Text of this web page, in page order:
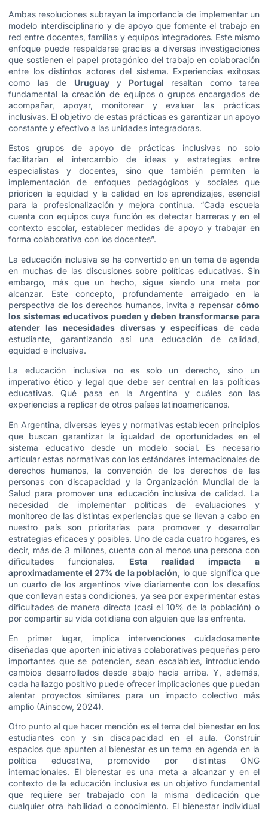
Ambas resoluciones subrayan la importancia de implementar un
modelo interdisciplinario y de apoyo que fomente el trabajo en
red entre docentes, familias y equipos integradores. Este mismo
enfoque puede respaldarse gracias a diversas investigaciones
que sostienen el papel protagónico del trabajo en colaboración
entre los distintos actores del sistema. Experiencias exitosas
como las de Uruguay y Portugal resaltan como tarea
fundamental la creación de equipos o grupos encargados de
acompañar, apoyar, monitorear y evaluar las prácticas
inclusivas. El objetivo de estas prácticas es garantizar un apoyo
constante y efectivo a las unidades integradoras.
Estos grupos de apoyo de prácticas inclusivas no solo
facilitarían el intercambio de ideas y estrategias entre
especialistas y docentes, sino que también permiten la
implementación de enfoques pedagógicos y sociales que
prioricen la equidad y la calidad en los aprendizajes, esencial
para la profesionalización y mejora continua. “Cada escuela
cuenta con equipos cuya función es detectar barreras y en el
contexto escolar, establecer medidas de apoyo y trabajar en
forma colaborativa con los docentes”.
La educación inclusiva se ha convertido en un tema de agenda
en muchas de las discusiones sobre políticas educativas. Sin
embargo, más que un hecho, sigue siendo una meta por
alcanzar. Este concepto, profundamente arraigado en la
perspectiva de los derechos humanos, invita a repensar cómo
los sistemas educativos pueden y deben transformarse para
atender las necesidades diversas y específicas de cada
estudiante, garantizando así una educación de calidad,
equidad e inclusiva.
La educación inclusiva no es solo un derecho, sino un
imperativo ético y legal que debe ser central en las políticas
educativas. Qué pasa en la Argentina y cuáles son las
experiencias a replicar de otros países latinoamericanos.
En Argentina, diversas leyes y normativas establecen principios
que buscan garantizar la igualdad de oportunidades en el
sistema educativo desde un modelo social. Es necesario
articular estas normativas con los estándares internacionales de
derechos humanos, la convención de los derechos de las
personas con discapacidad y la Organización Mundial de la
Salud para promover una educación inclusiva de calidad. La
necesidad de implementar políticas de evaluaciones y
monitoreo de las distintas experiencias que se llevan a cabo en
nuestro país son prioritarias para promover y desarrollar
estrategias eficaces y posibles. Uno de cada cuatro hogares, es
decir, más de 3 millones, cuenta con al menos una persona con
dificultades funcionales. Esta realidad impacta a
aproximadamente el 27% de la población, lo que significa que
un cuarto de los argentinos vive diariamente con los desafíos
que conllevan estas condiciones, ya sea por experimentar estas
dificultades de manera directa (casi el 10% de la población) o
por compartir su vida cotidiana con alguien que las enfrenta.
En primer lugar, implica intervenciones cuidadosamente
diseñadas que aporten iniciativas colaborativas pequeñas pero
importantes que se potencien, sean escalables, introduciendo
cambios desarrollados desde abajo hacia arriba. Y, además,
cada hallazgo positivo puede ofrecer implicaciones que puedan
alentar proyectos similares para un impacto colectivo más
amplio (Ainscow, 2024).
Otro punto al que hacer mención es el tema del bienestar en los
estudiantes con y sin discapacidad en el aula. Construir
espacios que apunten al bienestar es un tema en agenda en la
política educativa, promovido por distintas ONG
internacionales. El bienestar es una meta a alcanzar y en el
contexto de la educación inclusiva es un objetivo fundamental
que requiere ser trabajado con la misma dedicación que
cualquier otra habilidad o conocimiento. El bienestar individual